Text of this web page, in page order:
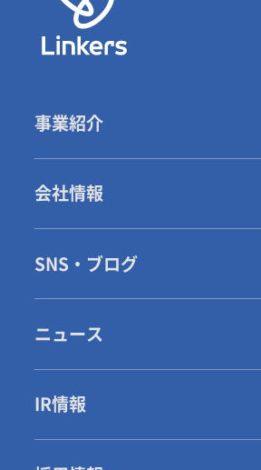
事業紹介
会社情報
SNS・ブログ
ニュース
IR情報